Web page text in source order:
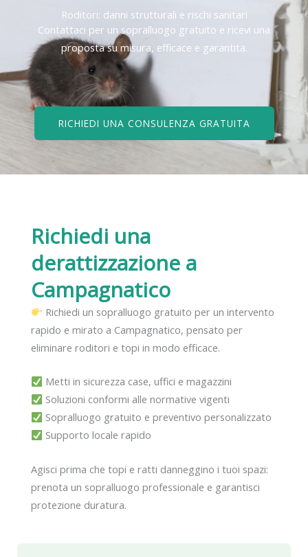
Roditori: danni strutturali e rischi sanitari
Contattaci per un sopralluogo gratuito e ricevi una
proposta su misura, efficace e garantita.
RICHIEDI UNA CONSULENZA GRATUITA
Richiedi una
derattizzazione a
Campagnatico
Richiedi un sopralluogo gratuito per un intervento
rapido e mirato a Campagnatico, pensato per
eliminare roditori e topi in modo efficace.
Metti in sicurezza case, uffici e magazzini
Soluzioni conformi alle normative vigenti
Sopralluogo gratuito e preventivo personalizzato
Supporto locale rapido
Agisci prima che topi e ratti danneggino i tuoi spazi:
prenota un sopralluogo professionale e garantisci
protezione duratura.